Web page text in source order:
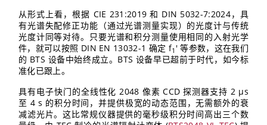
从形式上看，根据 CIE 231:2019 和 DIN 5032-7:2024，具
有光谱失配修正功能（通过光谱测量实现）的光度计与传统
光度计同等对待。只要光谱和积分测量使用相同的入射光学
件，就可以按照 DIN EN 13032-1 确定 f1 ' 等参数，这在我们
的 BTS 设备中始终成立。BTS 设备早已超前于时代，如今标
准化已跟上。
具有电子快门的全线性化 2048 像素 CCD 探测器支持 2 µs
至 4 s 的积分时间，并提供极宽的动态范围，无需额外的衰
减滤光片。这比常规仪器提供的毫秒级积分时间高出三个数